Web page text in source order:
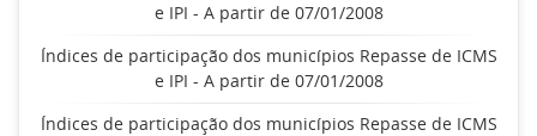
e IPI - A partir de 07/01/2008
Índices de participação dos municípios Repasse de ICMS
e IPI - A partir de 07/01/2008
Índices de participação dos municípios Repasse de ICMS